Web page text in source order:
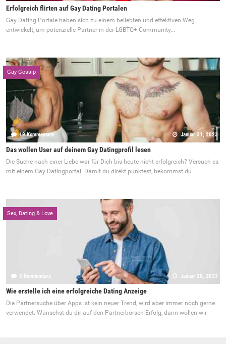
Erfolgreich flirten auf Gay Dating Portalen
Gay Dating Portale haben sich zu einem beliebten und effektiven Weg
entwickelt, um potenzielle Partner in der LGBTQ+-Community...
Gay Gossip
19 Kommentare Januar 31, 2023
Das wollen User auf deinem Gay Datingprofil lesen
Die Suche nach einer Liebe war für Dich bis heute nicht erfolgreich? Versuch es
mit einem Gay Datingportal. Damit du direkt punktest, bekommst du
Sex, Dating & Love
3 Kommentare Januar 20, 2023
Wie erstelle ich eine erfolgreiche Dating Anzeige
Die Partnersuche über Apps ist kein neuer Trend, wird aber immer noch gerne
verwendet. Wünschst du dir auf den Partnerbörsen Erfolg, dann wollen wir